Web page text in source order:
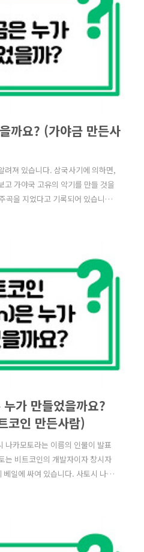
어는 자전거의 승차감을 크게 향상
한 운송수단에 사용되며, 우리 생..
까요? (가야금 만든사
려져 있습니다. 삼국사기에 의하면,
고 가야국 고유의 악기를 만들 것을
곡을 지었다고 기록되어 있습니다.
대부터 존재했다는 기록이 있는
으로 정하기는 어렵습니다. 우륵은
데 큰 역할을 한 인물이지만, 가야금
수 있습니다. 다만, 가야금이 가야
금의 발전에 큰 공헌을 했다는 점에
가 만들었을까요?
코인 만든사람)
나카모토라는 이름의 인물이 발표
는 비트코인의 개발자이자 창시자
일에 싸여 있습니다. 사토시 나카
2009년 1월 3일 공개했습니다.
주도적인 역할을 했으며, 2010년 4
에 참여했습니다. 그러나, 그 이후